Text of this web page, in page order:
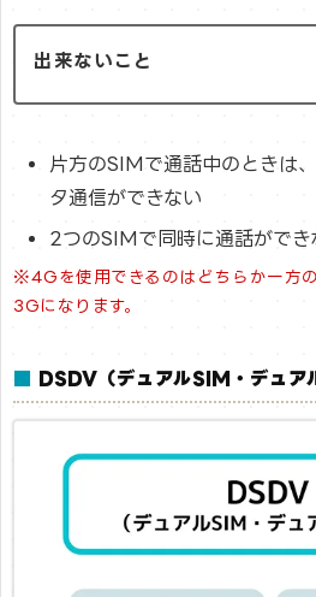
出来ないこと
片方のSIMで通話中のときは
タ通信ができない
2つのSIMで同時に通話ができ
※4Gを使用できるのはどちらか一方
3Gになります。
DSDV（デュアルSIM・デュア